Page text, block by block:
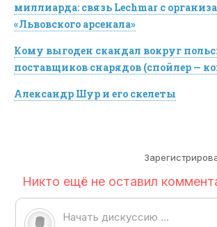
миллиарда: связь Lechmar с
«Львовского арсенала»
Кому выгоден скандал вокруг
поставщиков снарядов (спойлер —
Александр Шур и его скелеты